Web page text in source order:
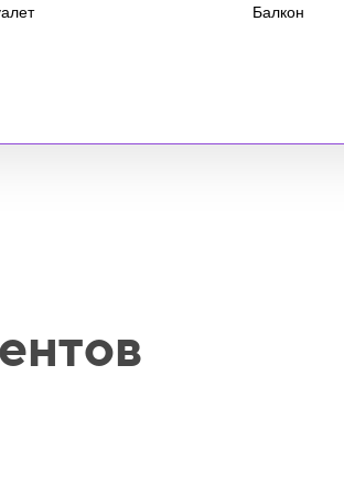
Балкон